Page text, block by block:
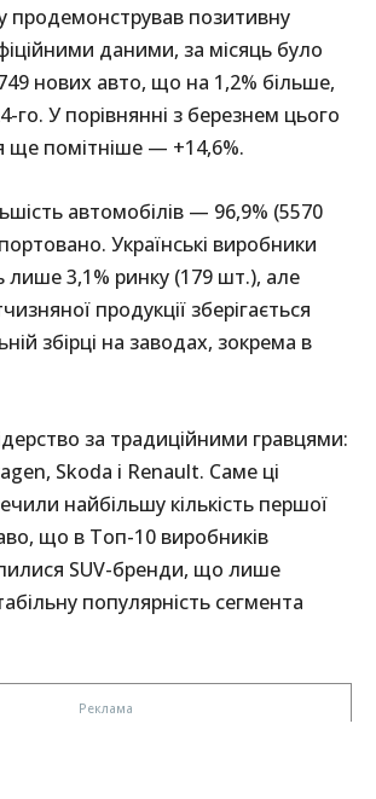
продемонстрував позитивну
даними, за місяць було
нових авто, що на 1,2% більше,
го. У порівнянні з березнем цього
ще помітніше — +14,6%.
автомобілів — 96,9% (5570
Українські виробники
3,1% ринку (179 шт.), але
продукції зберігається
збірці на заводах, зокрема в
за традиційними гравцями:
Skoda і Renault. Саме ці
найбільшу кількість першої
що в Топ-10 виробників
SUV-бренди, що лише
популярність сегмента